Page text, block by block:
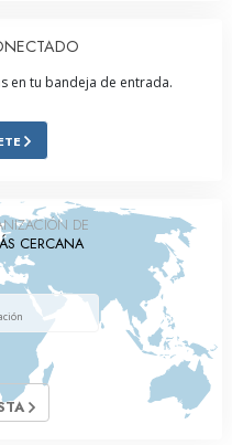
en tu bandeja de entrada.
DE
CERCANA